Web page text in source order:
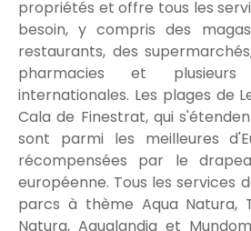
propriétés et offre tous les
besoin, y compris des
restaurants, des
pharmacies et
internationales. Les plages de
Cala de Finestrat, qui
sont parmi les meilleures
récompensées par le
européenne. Tous les services
parcs à thème Aqua Natura,
Natura, Aqualandia et